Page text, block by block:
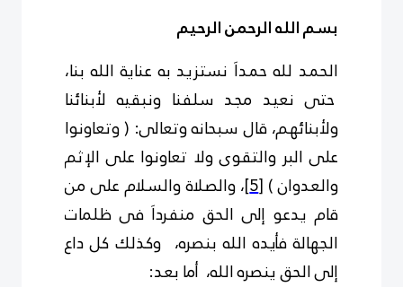
بسم الله الرحمن الرحيم
الحمد لله حمداَ نستزيد به عناية الله بنا،
حتى نعيد مجد سلفنا ونبقيه لأبنائنا
ولأبنائهم، قال سبحانه وتعالى: ( وتعاونوا
على البر والتقوى ولا تعاونوا على الإثم
والعدوان ) [5] ، والصلاة والسلام على من
قام يدعو إلى الحق منفرداَ فى ظلمات
الجهالة فأيده الله بنصره، وكذلك كل داع
إلى الحق ينصره الله، أما بعد: